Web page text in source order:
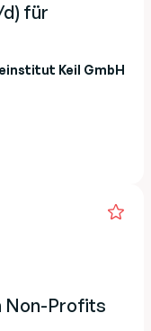
für
Keil GmbH
Non-Profits